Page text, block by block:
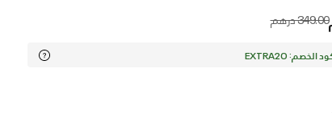
Price reduced from
349.00 درهم to